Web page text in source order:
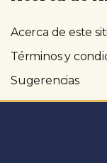
Acerca de este
Términos y
Sugerencias